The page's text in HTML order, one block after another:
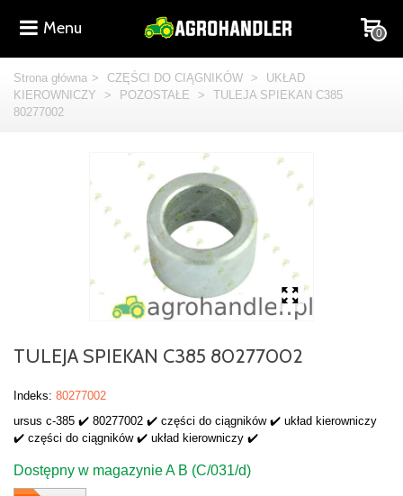
Menu 0
Strona główna > CZĘŚCI DO CIĄGNIKÓW >
UKŁAD
KIEROWNICZY
> POZOSTAŁE >
TULEJA SPIEKAN C385
80277002
TULEJA SPIEKAN C385 80277002
Indeks: 80277002
ursus c-385 ✔️ 80277002 ✔️ części do ciągników ✔️ układ kierowniczy
✔️ części do ciągników ✔️ układ kierowniczy ✔️
Dostępny w magazynie A B (C/031/d)